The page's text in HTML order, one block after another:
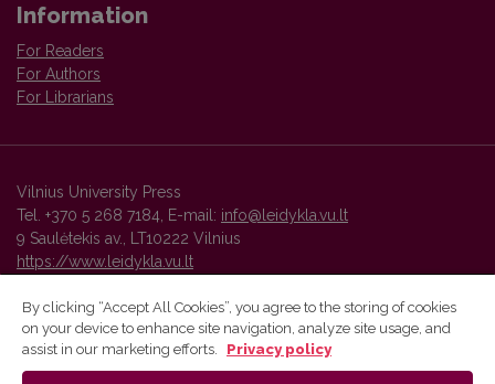
Information
For Readers
For Authors
For Librarians
Vilnius University Press
Tel. +370 5 268 7184, E-mail: info@leidykla.vu.lt
9 Saulėtekis av., LT10222 Vilnius
https://www.leidykla.vu.lt
Vilnius University Press platform and metadata are distributed by
By clicking “Accept All Cookies”, you agree to the storing of cookies
on your device to enhance site navigation, analyze site usage, and
assist in our marketing efforts.
Privacy policy